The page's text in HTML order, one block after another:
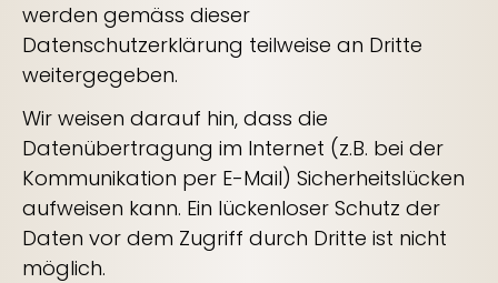
werden gemäss dieser
Datenschutzerklärung teilweise an Dritte
weitergegeben.
Wir weisen darauf hin, dass die
Datenübertragung im Internet (z.B. bei der
Kommunikation per E-Mail) Sicherheitslücken
aufweisen kann. Ein lückenloser Schutz der
Daten vor dem Zugriff durch Dritte ist nicht
möglich.